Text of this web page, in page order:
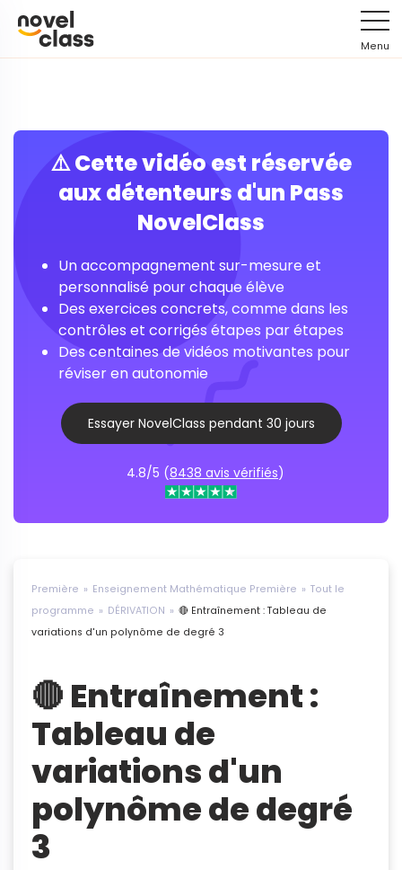
Menu
⚠️ Cette vidéo est réservée
aux détenteurs d'un Pass
NovelClass
Un accompagnement sur-mesure et
personnalisé pour chaque élève
Des exercices concrets, comme dans les
contrôles et corrigés étapes par étapes
Des centaines de vidéos motivantes pour
réviser en autonomie
Essayer NovelClass pendant 30 jours
4.8/5 (8438 avis vérifiés)
Première Enseignement Mathématique Première
Tout le
programme
DÉRIVATION
🔴 Entraînement : Tableau de
variations d'un polynôme de degré 3
🔴 Entraînement :
Tableau de
variations d'un
polynôme de degré
3